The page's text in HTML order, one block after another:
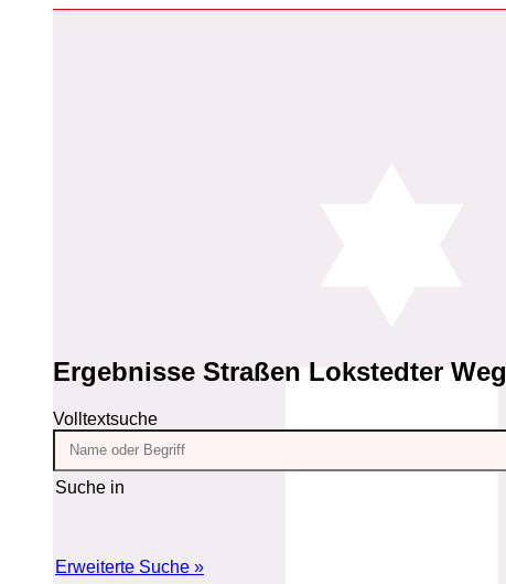
Ergebnisse Straßen Lokstedter Weg
Volltextsuche
Suche in
Erweiterte Suche »